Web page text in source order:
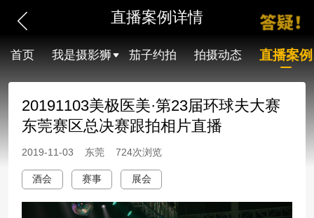
直播案例详情
首页 我是摄影狮 茄子约拍 拍摄动态 直播案例
20191103美极医美·第23届环球夫大赛
东莞赛区总决赛跟拍相片直播
2019-11-03 东莞 724次浏览
酒会 赛事 展会